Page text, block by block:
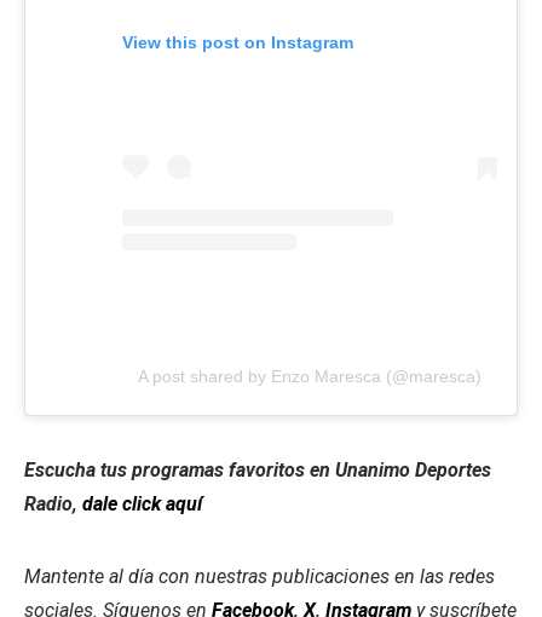
View this post on Instagram
A post shared by Enzo Maresca (@maresca)
Escucha tus programas favoritos en Unanimo Deportes
Radio, dale click aquí
Mantente al día con nuestras publicaciones en las redes
sociales. Síguenos en Facebook, X, Instagram y suscríbete